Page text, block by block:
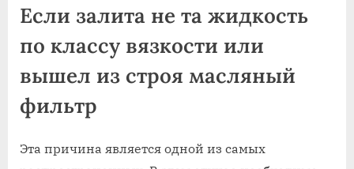
Если залита не та жидкость
по классу вязкости или
вышел из строя масляный
фильтр
Эта причина является одной из самых